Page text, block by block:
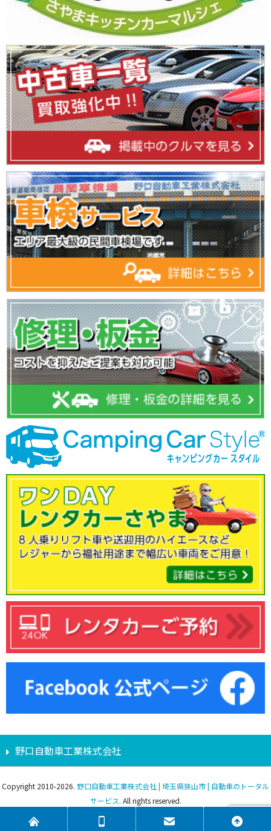
野口自動車工業株式会社
Copyright 2010-2026. 野口自動車工業株式会社 | 埼玉県狭山市 | 自動車のトータル
サービス. All rights reserved.